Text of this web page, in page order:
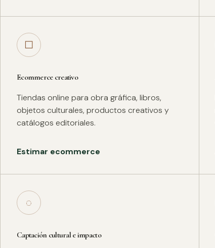
□
Ecommerce creativo
Tiendas online para obra gráfica, libros,
objetos culturales, productos creativos y
catálogos editoriales.
Estimar ecommerce
◌
Captación cultural e impacto